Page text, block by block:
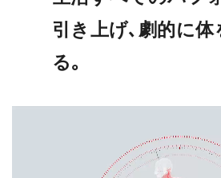
引き上げ､劇的に
る｡